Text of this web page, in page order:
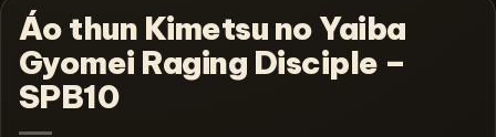
Áo thun Kimetsu no Yaiba
Gyomei Raging Disciple –
SPB10